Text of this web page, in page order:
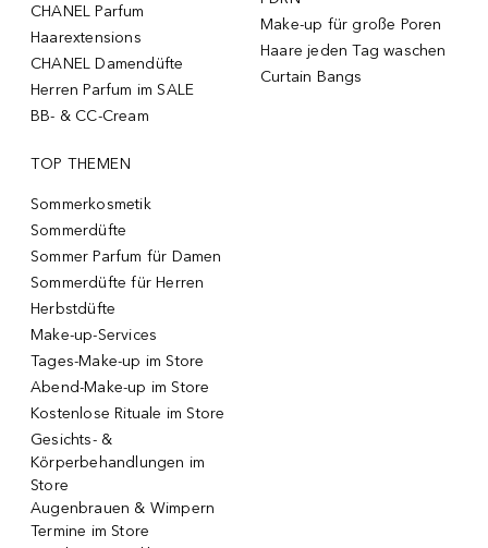
CHANEL Parfum
Haarextensions
CHANEL Damendüfte
Herren Parfum im SALE
BB- & CC-Cream
Make-up für große Poren
Haare jeden Tag waschen
Curtain Bangs
TOP THEMEN
Sommerkosmetik
Sommerdüfte
Sommer Parfum für Damen
Sommerdüfte für Herren
Herbstdüfte
Make-up-Services
Tages-Make-up im Store
Abend-Make-up im Store
Kostenlose Rituale im Store
Gesichts- &
Körperbehandlungen im
Store
Augenbrauen & Wimpern
Termine im Store